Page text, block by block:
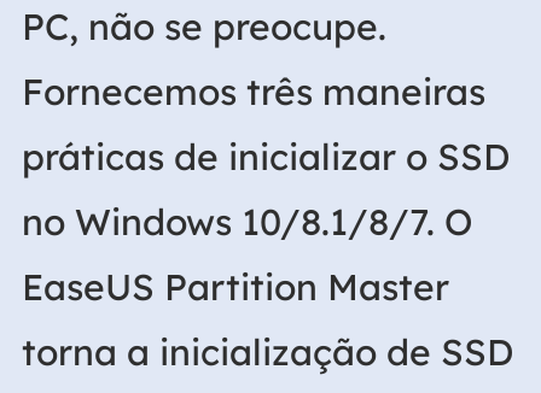
PC, não se preocupe.
Fornecemos três maneiras
práticas de inicializar o SSD
no Windows 10/8.1/8/7. O
EaseUS Partition Master
torna a inicialização de SSD